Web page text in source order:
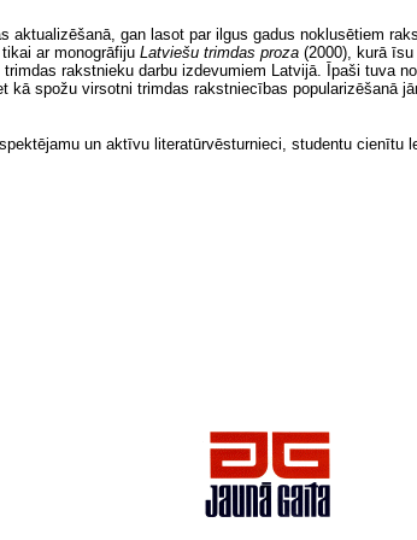
gan lasot par ilgus gadus noklusētiem
ar monogrāfiju Latviešu trimdas proza (2000), kurā
rakstnieku darbu izdevumiem Latvijā. Īpaši tuva
kā spožu virsotni trimdas rakstniecības popularizēšanā
un aktīvu literatūrvēsturnieci, studentu